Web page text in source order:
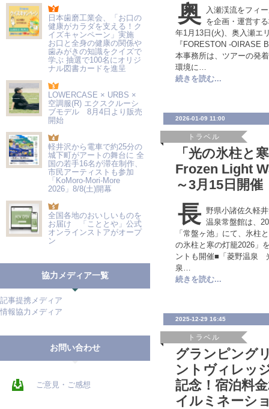
日本歯磨工業会、「お口の
健康がカラダを支える！ク
イズキャンペーン」実施
お口と全身の健康の関係や
歯みがきの知識をクイズで
学ぶ 抽選で100名にオリジ
ナル図書カードを進呈
LOWERCASE × URBS ×
空調服(R) エクスクルーシ
ブモデル 8月4日より販売
開始
軽井沢から電車で約25分の
城下町がアートの舞台に 全
国の若手16名が滞在制作、
市民アーティストも参加
「KoMoro-Mori-More
2026」8/8(土)開幕
全国各地のおいしいものを
お届け 「こととや」公式
オンラインストアがオープ
ン
協力メディア一覧
記事提携メディア
情報協力メディア
お問い合わせ
ご意見・ご感想
奥
入瀬渓流をフィ
を企画・運営す
年1月13日(火)、奥入瀬エ
『FORESTON -OIRASE
本事務所は、ツアーの発
環境に…
続きを読む...
2026-01-09 11:00
トラベル
「光の氷柱と
Frozen Light
～3月15日開
長
野県小諸佐久軽
温泉常盤館は、
「常盤ヶ池」にて、氷柱
の氷柱と寒の灯籠2026」
ントも開催■「菱野温泉
泉…
続きを読む...
2025-12-29 16:45
トラベル
グランピング
ントヴィレッ
記念！宿泊料
イルミネーシ